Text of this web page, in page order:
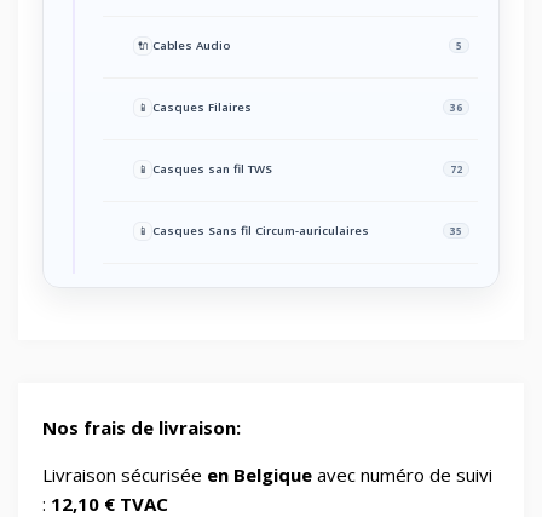
🔌 Cables Audio 5
📱 Casques Filaires 36
📱 Casques san fil TWS 72
📱 Casques Sans fil Circum-auriculaires 35
Haut-parleurs Bluetooth portables
🎧 Haut-parleurs pour PC 2
Nos frais de livraison:
Livraison sécurisée en Belgique avec numéro de suivi
: 12,10 € TVAC